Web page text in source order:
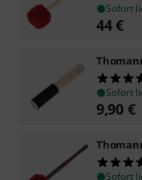
Sofort
44€
Sofort
9,90 €
Sofort